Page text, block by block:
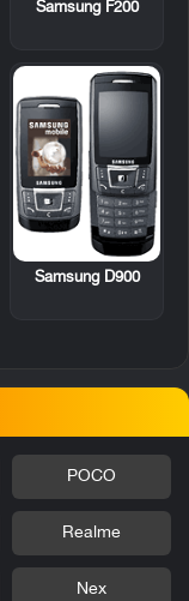
Samsung F200
Samsung D900
POCO
Realme
Nex